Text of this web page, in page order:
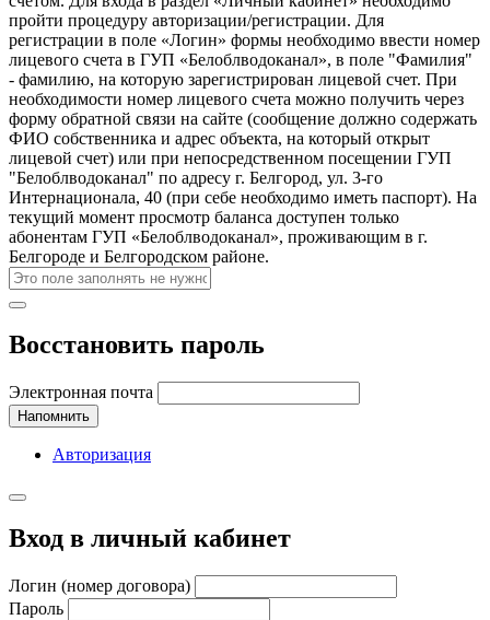
пройти процедуру авторизации/регистрации. Для
регистрации в поле «Логин» формы необходимо ввести номер
лицевого счета в ГУП «Белоблводоканал», в поле "Фамилия"
- фамилию, на которую зарегистрирован лицевой счет. При
необходимости номер лицевого счета можно получить через
форму обратной связи на сайте (сообщение должно содержать
ФИО собственника и адрес объекта, на который открыт
лицевой счет) или при непосредственном посещении ГУП
"Белоблводоканал" по адресу г. Белгород, ул. 3-го
Интернационала, 40 (при себе необходимо иметь паспорт). На
текущий момент просмотр баланса доступен только
абонентам ГУП «Белоблводоканал», проживающим в г.
Белгороде и Белгородском районе.
Восстановить пароль
Электронная почта
Напомнить
Авторизация
Вход в личный кабинет
Логин (номер договора)
Пароль